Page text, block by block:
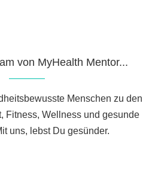
von MyHealth Mentor...
Menschen zu den
Fitness, Wellness und gesunde
uns, lebst Du gesünder.